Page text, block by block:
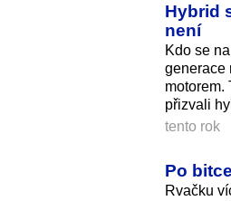
Hybrid
není
Kdo se
generace
motorem.
přizvali
tento rok
Po
Rvačku